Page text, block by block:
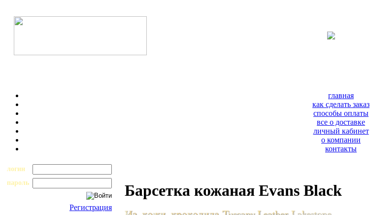
главная
как сделать заказ
способы оплаты
все о доставке
личный кабинет
о компании
контакты
логин
пароль
Регистрация
Барсетка кожаная Evans Black